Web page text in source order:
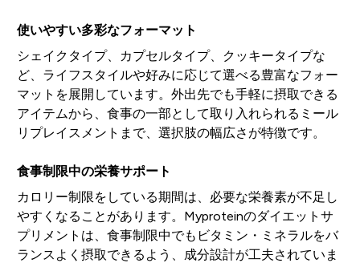
使いやすい多彩なフォーマット
シェイクタイプ、カプセルタイプ、クッキータイプな
ど、ライフスタイルや好みに応じて選べる豊富なフォー
マットを展開しています。外出先でも手軽に摂取できる
アイテムから、食事の一部として取り入れられるミール
リプレイスメントまで、選択肢の幅広さが特徴です。
食事制限中の栄養サポート
カロリー制限をしている期間は、必要な栄養素が不足し
やすくなることがあります。Myproteinのダイエットサ
プリメントは、食事制限中でもビタミン・ミネラルをバ
ランスよく摂取できるよう、成分設計が工夫されていま